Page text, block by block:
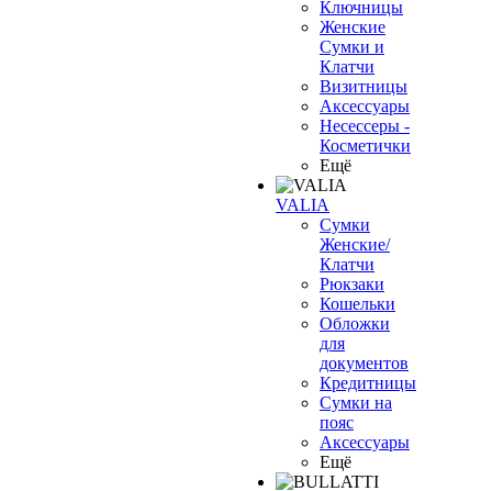
Ключницы
Женские
Сумки и
Клатчи
Визитницы
Аксессуары
Несессеры -
Косметички
Ещё
VALIA
Сумки
Женские/
Клатчи
Рюкзаки
Кошельки
Обложки
для
документов
Кредитницы
Сумки на
пояс
Аксессуары
Ещё